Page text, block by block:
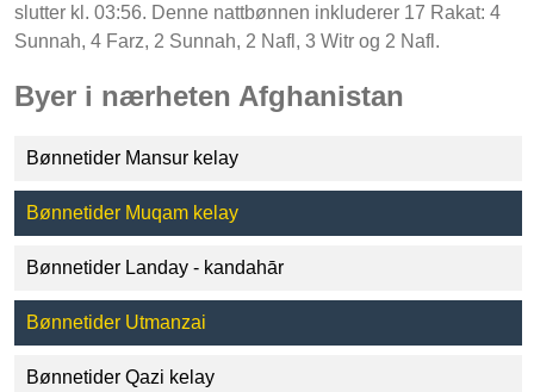
slutter kl. 03:56. Denne nattbønnen inkluderer 17 Rakat: 4
Sunnah, 4 Farz, 2 Sunnah, 2 Nafl, 3 Witr og 2 Nafl.
Byer i nærheten Afghanistan
Bønnetider Mansur kelay
Bønnetider Muqam kelay
Bønnetider Landay - kandahār
Bønnetider Utmanzai
Bønnetider Qazi kelay